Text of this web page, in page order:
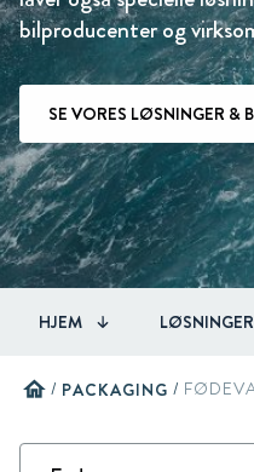
bilproducenter og
SE VORES LØSNINGER &
HJEM
home / PACKAGING /